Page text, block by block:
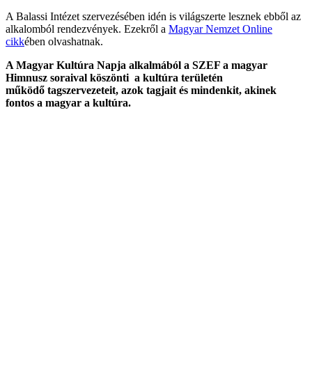
A Balassi Intézet szervezésében idén is világszerte lesznek ebből az
alkalomból rendezvények. Ezekről a Magyar Nemzet Online
cikkében olvashatnak.
A Magyar Kultúra Napja alkalmából a SZEF a magyar
Himnusz soraival köszönti a kultúra területén
működő tagszervezeteit, azok tagjait és mindenkit, akinek
fontos a magyar a kultúra.